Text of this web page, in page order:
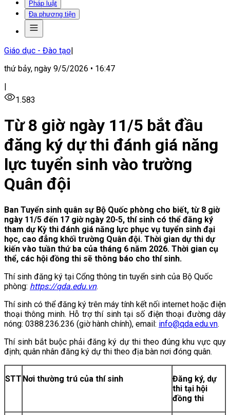
Pháp luật
Đa phương tiện
Giáo dục - Đào tạo|
thứ bảy, ngày 9/5/2026 • 16:47
|
1.583
Từ 8 giờ ngày 11/5 bắt đầu
đăng ký dự thi đánh giá năng
lực tuyển sinh vào trường
Quân đội
Ban Tuyển sinh quân sự Bộ Quốc phòng cho biết, từ 8 giờ
ngày 11/5 đến 17 giờ ngày 20-5, thí sinh có thể đăng ký
tham dự Kỳ thi đánh giá năng lực phục vụ tuyển sinh đại
học, cao đẳng khối trường Quân đội. Thời gian dự thi dự
kiến vào tuần thứ ba của tháng 6 năm 2026. Thời gian cụ
thể, các hội đồng thi sẽ thông báo cho thí sinh.
Thí sinh đăng ký tại Cổng thông tin tuyển sinh của Bộ Quốc
phòng: https://qda.edu.vn.
Thí sinh có thể đăng ký trên máy tính kết nối internet hoặc điện
thoại thông minh. Hỗ trợ thí sinh tại số điện thoại đường dây
nóng: 0388.236.236 (giờ hành chính), email: info@qda.edu.vn.
Thí sinh bắt buộc phải đăng ký dự thi theo đúng khu vực quy
định; quân nhân đăng ký dự thi theo địa bàn nơi đóng quân.
STT Nơi thường trú của thí sinh
Đăng ký, dự
thi tại hội
đồng thi